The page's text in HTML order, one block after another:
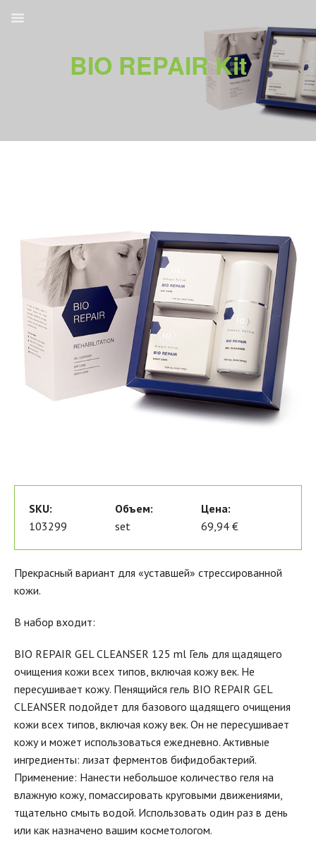
BIO REPAIR Kit
SKU:
103299
Объем:
set
Цена:
69,94 €
Прекрасный вариант для «уставшей» стрессированной
кожи.
В набор входит:
BIO REPAIR GEL CLEANSER 125 ml Гель для щадящего
очищения кожи всех типов, включая кожу век. Не
пересушивает кожу. Пенящийся гель BIO REPAIR GEL
CLEANSER подойдет для базового щадящего очищения
кожи всех типов, включая кожу век. Он не пересушивает
кожу и может использоваться ежедневно. Активные
ингредиенты: лизат ферментов бифидобактерий.
Применение: Нанести небольшое количество геля на
влажную кожу, помассировать круговыми движениями,
тщательно смыть водой. Использовать один раз в день
или как назначено вашим косметологом.